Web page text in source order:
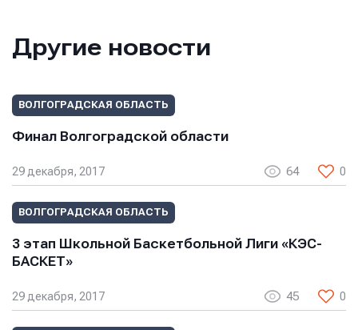
Другие новости
ВОЛГОГРАДСКАЯ ОБЛАСТЬ
Финал Волгоградской области
29 декабря, 2017 64 0
ВОЛГОГРАДСКАЯ ОБЛАСТЬ
3 этап Школьной Баскетбольной Лиги «КЭС-
БАСКЕТ»
29 декабря, 2017 45 0
Имя
E-mail
Телефон
Имя
E-mail
Телефон
E-mail